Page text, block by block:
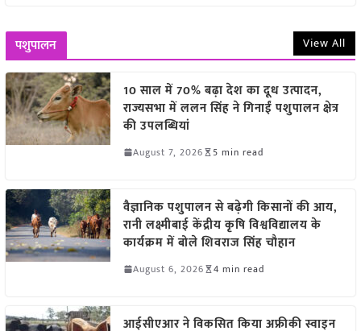
पशुपालन View All
10 साल में 70% बढ़ा देश का दूध उत्पादन,
राज्यसभा में ललन सिंह ने गिनाईं पशुपालन क्षेत्र
की उपलब्धियां
August 7, 2026 5 min read
वैज्ञानिक पशुपालन से बढ़ेगी किसानों की आय,
रानी लक्ष्मीबाई केंद्रीय कृषि विश्वविद्यालय के
कार्यक्रम में बोले शिवराज सिंह चौहान
August 6, 2026 4 min read
आईसीएआर ने विकसित किया अफ्रीकी स्वाइन